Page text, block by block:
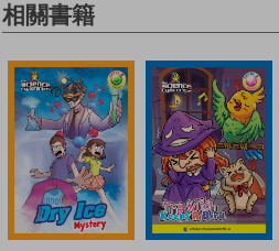
相關書籍